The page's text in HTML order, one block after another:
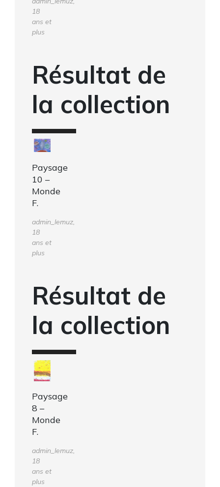
18
ans et
plus
Résultat de
la collection
Paysage
10 –
Monde
F.
admin_lemuz,
18
ans et
plus
Résultat de
la collection
Paysage
8 –
Monde
F.
admin_lemuz,
18
ans et
plus